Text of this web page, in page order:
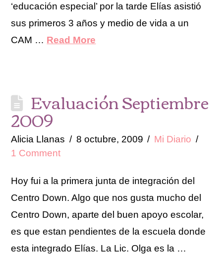
‘educación especial’ por la tarde Elías asistió
sus primeros 3 años y medio de vida a un
CAM … Read More
Evaluación Septiembre
2009
Alicia Llanas 8 octubre, 2009
Mi Diario
1 Comment
Hoy fui a la primera junta de integración del
Centro Down. Algo que nos gusta mucho del
Centro Down, aparte del buen apoyo escolar,
es que estan pendientes de la escuela donde
esta integrado Elías. La Lic. Olga es la …